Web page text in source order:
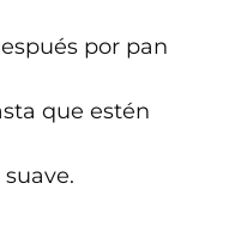
por pan
que estén